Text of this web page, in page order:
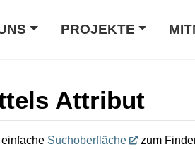
PROJEKTE
Attribut
,SucheSuchoberfläche
zum